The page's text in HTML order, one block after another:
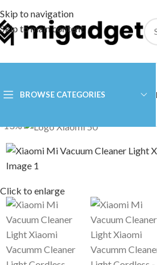
Skip to navigation
Skip to main content
BROWSE CATEGORIES
-13%
Click to enlarge